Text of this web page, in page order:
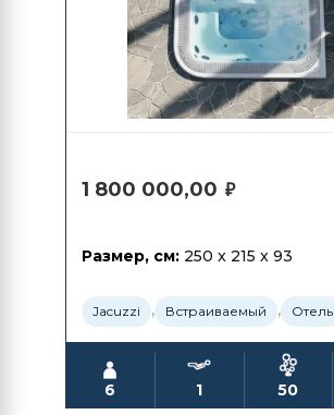
1 800 000,00 ₽
Размер, см: 250 x 215 x 93
Jacuzzi , Встраиваемый , Отель
6 1 50